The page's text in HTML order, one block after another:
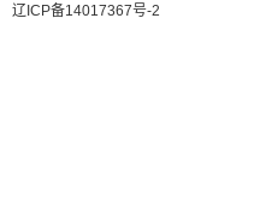
辽ICP备14017367号-2